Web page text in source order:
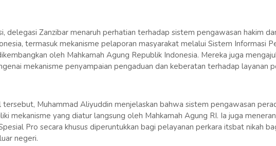
delegasi Zanzibar menaruh perhatian terhadap sistem pengawasan hakim
termasuk mekanisme pelaporan masyarakat melalui Sistem Informasi
oleh Mahkamah Agung Republik Indonesia. Mereka juga
mekanisme penyampaian pengaduan dan keberatan terhadap layanan
tersebut, Muhammad Aliyuddin menjelaskan bahwa sistem pengawasan
mekanisme yang diatur langsung oleh Mahkamah Agung RI. Ia juga
Pro secara khusus diperuntukkan bagi pelayanan perkara itsbat nikah
negeri.